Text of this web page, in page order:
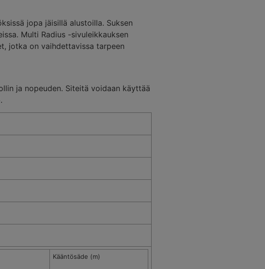
jopa jäisillä alustoilla. Suksen
Multi Radius -sivuleikkauksen
jotka on vaihdettavissa tarpeen
ja nopeuden. Siteitä voidaan käyttää
Kääntösäde (m)